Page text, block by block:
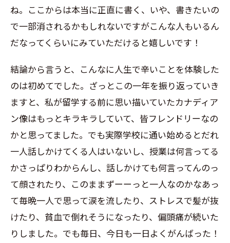
ね。ここからは本当に正直に書く、いや、書きたいの
で一部消されるかもしれないですがこんな人もいるん
だなってくらいにみていただけると嬉しいです！
結論から言うと、こんなに人生で辛いことを体験した
のは初めてでした。ざっとこの一年を振り返っていき
ますと、私が留学する前に思い描いていたカナディア
ン像はもっとキラキラしていて、皆フレンドリーなの
かと思ってました。でも実際学校に通い始めるとだれ
一人話しかけてくる人はいないし、授業は何言ってる
かさっぱりわからんし、話しかけても何言ってんのっ
て顔されたり、このままずーーっと一人なのかなあっ
て毎晩一人で思って涙を流したり、ストレスで髪が抜
けたり、貧血で倒れそうになったり、偏頭痛が続いた
りしました。でも毎日、今日も一日よくがんばった！